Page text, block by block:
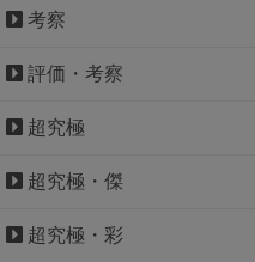
考察
評価・考察
超究極
超究極・傑
超究極・彩